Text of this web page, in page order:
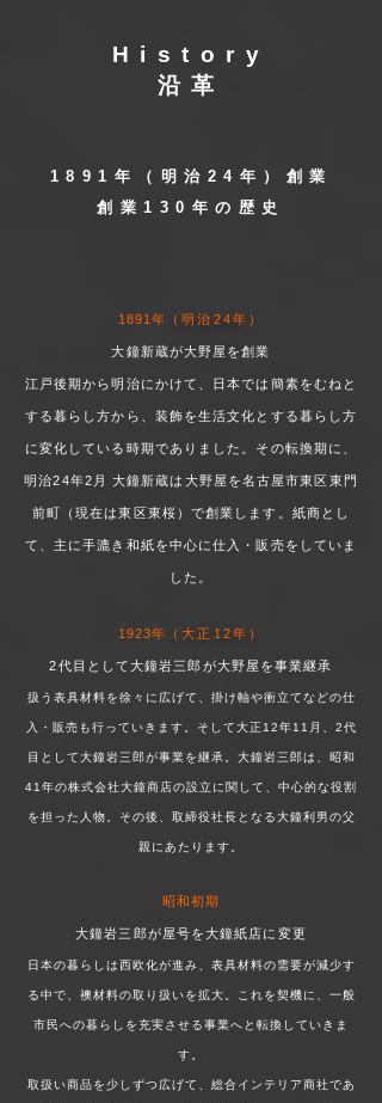
History
​沿革
1891年（明治24年）創業
創業130年の歴史​
1891年 （明治24年）
大鐘新蔵が大野屋を創業
江戸後期から明治にかけて、日本では簡素をむねと
する暮らし方から、装飾を生活文化とする暮らし方
に変化している時期でありました。その転換期に、
明治24年2月 大鐘新蔵は大野屋を名古屋市東区東門
前町（現在は東区東桜）で創業します。紙商とし
て、主に手漉き和紙を中心に仕入・販売をしていま
した。
1923年 （大正12年）
2代目として大鐘岩三郎が大野屋を事業継承
扱う表具材料を徐々に広げて、掛け軸や衝立てなどの仕
入・販売も行っていきます 。そして大正12年11月、2代
目として大鐘岩三郎が事業を継承。 大鐘岩三郎は、昭和
41年の株式会社大鐘商店の設立に関して、中心的な役割
を担った人物。 その後、 取締役社長となる大鐘利男の父
親にあたります。
昭和初期
大鐘岩三郎が屋号を大鐘紙店に変更
日本の暮らしは西欧化が進み、表具材料の需要が減少す
る中で、襖材料の取り扱いを拡大。これを契機に、一般
市民への暮らしを充実させる事業へと転換していきま
す。
取扱い商品を少しずつ広げて、総合インテリア商社であ